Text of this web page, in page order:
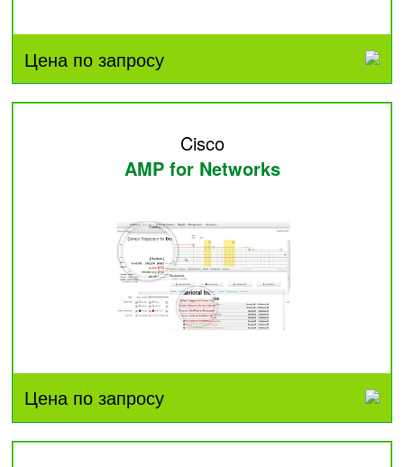
Цена по запросу
Cisco
AMP for Networks
Цена по запросу